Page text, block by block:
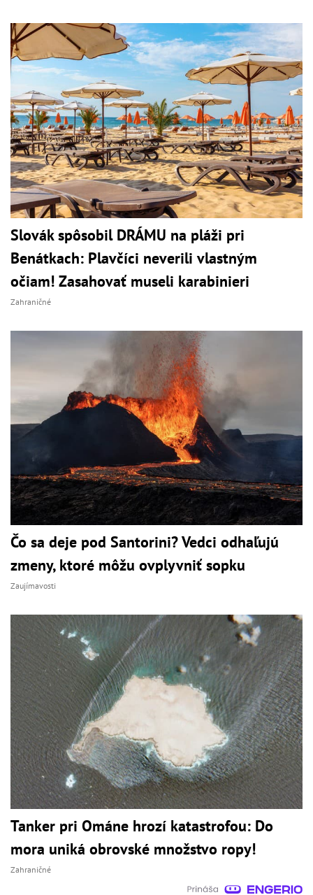
Slovák spôsobil DRÁMU na pláži pri
Benátkach: Plavčíci neverili vlastným
očiam! Zasahovať museli karabinieri
Zahraničné
Čo sa deje pod Santorini? Vedci odhaľujú
zmeny, ktoré môžu ovplyvniť sopku
Zaujímavosti
Tanker pri Ománe hrozí katastrofou: Do
mora uniká obrovské množstvo ropy!
Zahraničné